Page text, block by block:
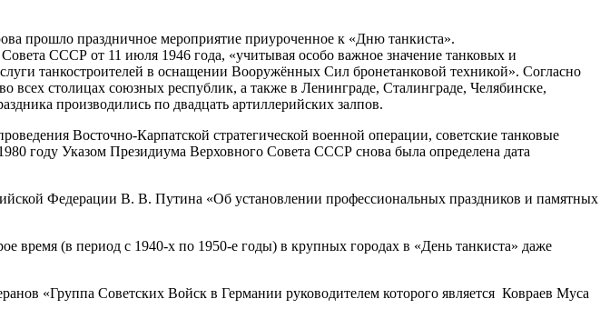
прошло праздничное мероприятие приуроченное к «Дню танкиста».
СССР от 11 июля 1946 года, «учитывая особо важное значение танковых и
танкостроителей в оснащении Вооружённых Сил бронетанковой техникой». Согласно
всех столицах союзных республик, а также в Ленинграде, Сталинграде, Челябинске,
производились по двадцать артиллерийских залпов.
Восточно-Карпатской стратегической военной операции, советские танковые
году Указом Президиума Верховного Совета СССР снова была определена дата
Федерации В. В. Путина «Об установлении профессиональных праздников и памятных
время (в период с 1940-х по 1950-е годы) в крупных городах в «День танкиста» даже
«Группа Советских Войск в Германии руководителем которого является Ковраев Муса